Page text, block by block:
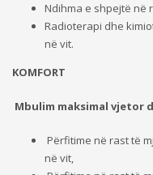
Ndihma e shpejtë në
Radioterapi dhe
në vit.
KOMFORT
Mbulim maksimal vjetor
Përfitime në rast të
në vit,